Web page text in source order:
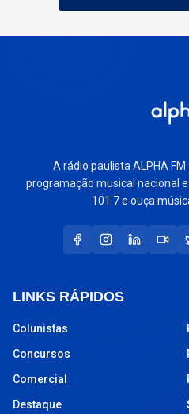
A rádio paulista ALPHA
programação musical nacional
101.7 e ouça
LINKS RÁPIDOS
Colunistas
Concursos
Comercial
Destaque